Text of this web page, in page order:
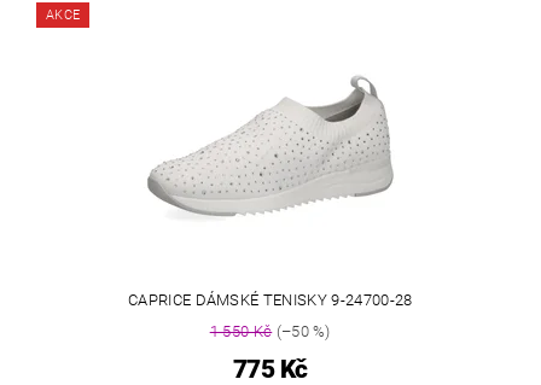
AKCE
CAPRICE DÁMSKÉ TENISKY 9-24700-28
1 550 Kč(–50 %)
775 Kč